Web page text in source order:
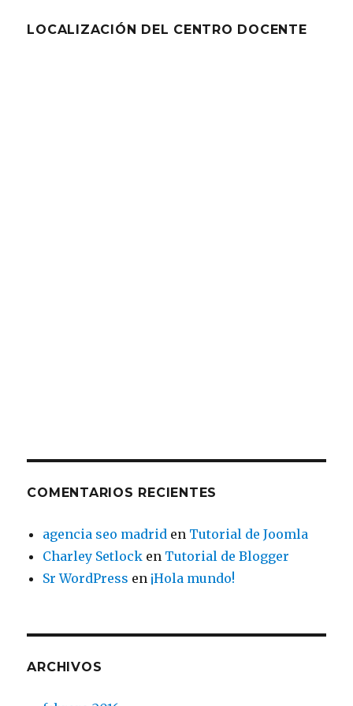
LOCALIZACIÓN DEL CENTRO DOCENTE
COMENTARIOS RECIENTES
agencia seo madrid en Tutorial de Joomla
Charley Setlock en Tutorial de Blogger
Sr WordPress en ¡Hola mundo!
ARCHIVOS